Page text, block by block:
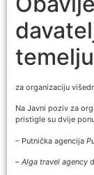
za organizaciju
Na Javni poziv za
pristigle su dvije
– Putnička agencija
– Alga travel agency